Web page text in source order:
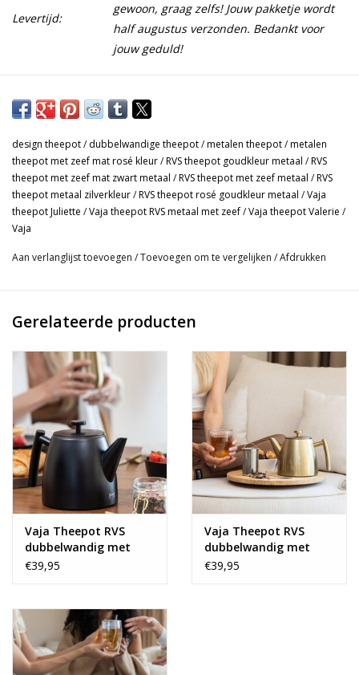
Levertijd:
gewoon, graag zelfs! Jouw pakketje wordt
half augustus verzonden. Bedankt voor
jouw geduld!
we een proefmodel opgestuurd kregen waren we helemaal
shop...we gunnen jullie natuurlijk ook zo'n leuk potje!!
Gebruik deze theepot voor losse thee of theeblaadjes. Door de
handige uitneembare zeef kun je zelf de sterkte bepalen. Het
zeef is groot, zodat de smaken van verse thee goed tot hun
Doordat het schenktuitje van dun metaal is gemaakt drupt de
pot niet.
- Inhoud 1 Liter, ongeveer 5 kopjes thee.
- Geborsteld duurzaam RVS. Theepot Juliette in rosé kleur.
- Breedte 24 cm, hoogte 15 cm, doorsnede pot 14 cm.
design theepot/ dubbelwandige theepot/metalen theepot/metalen
theepot met zeef mat rosé kleur/RVS theepot goudkleur metaal /RVS
theepot met zeef mat zwart metaal /RVS theepot met zeef metaal /RVS
theepot metaal zilverkleur/RVS theepot rosé goudkleur metaal /Vaja
theepot Juliette /Vaja theepot RVS metaal met zeef/Vaja theepot Valerie /
Vaja
Aan verlanglijst toevoegen /Toevoegen om te vergelijken /Afdrukken
Gerelateerde producten
Vaja Theepot RVS
dubbelwandig met
zeef
€39,95
Vaja Theepot RVS
dubbelwandig met
zeef
€39,95